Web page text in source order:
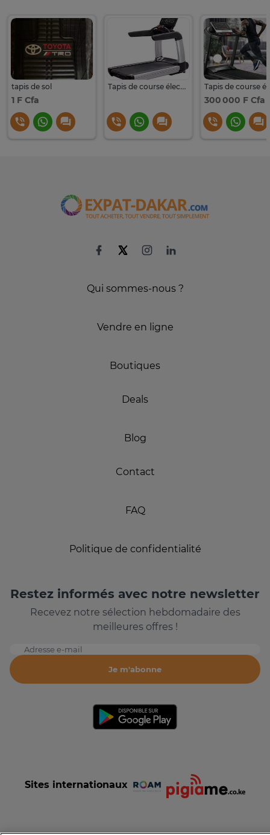
tapis de sol
1 F Cfa
Tapis de course électrique
300 000 F Cfa
Qui sommes-nous ?
Vendre en ligne
Boutiques
Deals
Blog
Contact
FAQ
Politique de confidentialité
Restez informés avec notre newsletter
Recevez notre sélection hebdomadaire des
meilleures offres !
Adresse e-mail
Je m'abonne
Sites internationaux